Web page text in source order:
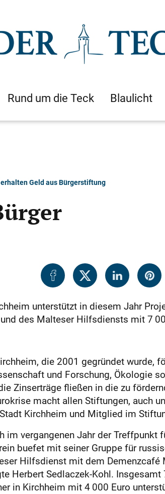
Rund um die Teck Blaulicht
Geld aus Bürgerstiftung
unterstützt in diesem Jahr
des Malteser Hilfsdiensts mit 7
die 2001 gegründet wurde,
und Forschung, Ökologie
Zinserträge fließen in die zu
macht allen Stiftungen, auch
Kirchheim und Mitglied im
im vergangenen Jahr der
buefet mit seiner Gruppe für
Hilfsdienst mit dem Demenzcafé
Herbert Sedlaczek-Kohl.
in Kirchheim mit 4 000 Euro